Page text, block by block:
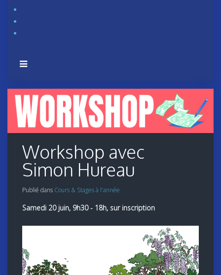
Workshop avec
Simon Hureau
Publié dans Cours & Stages à l'année
Samedi 20 juin, 9h30 - 18h, sur inscription